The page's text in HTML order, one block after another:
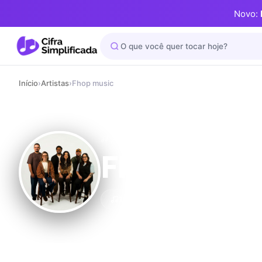
Novo:
Início›Artistas›Fhop music
Fhop